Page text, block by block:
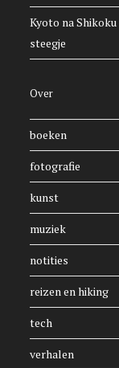
Kyoto na
steegje
Over
boeken
fotografie
kunst
muziek
notities
reizen en hiking
tech
verhalen